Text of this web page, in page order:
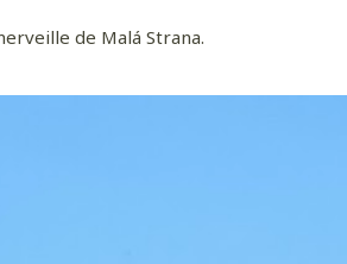
de Malá Strana.